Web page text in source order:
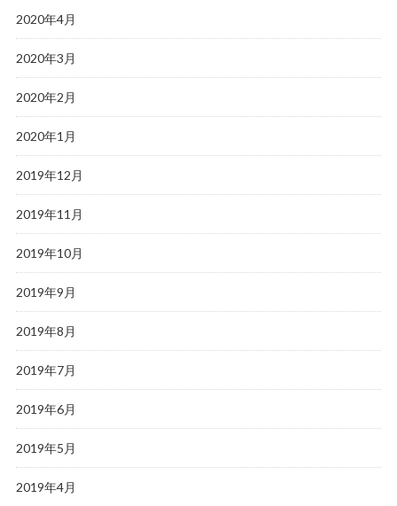
2020年4月
2020年3月
2020年2月
2020年1月
2019年12月
2019年11月
2019年10月
2019年9月
2019年8月
2019年7月
2019年6月
2019年5月
2019年4月